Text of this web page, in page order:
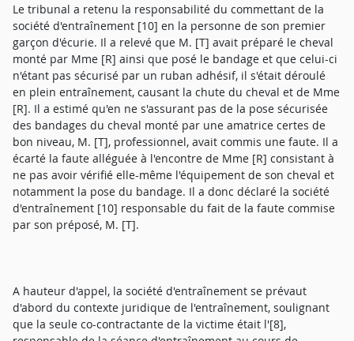
Le tribunal a retenu la responsabilité du commettant de la
société d'entraînement [10] en la personne de son premier
garçon d'écurie. Il a relevé que M. [T] avait préparé le cheval
monté par Mme [R] ainsi que posé le bandage et que celui-ci
n'étant pas sécurisé par un ruban adhésif, il s'était déroulé
en plein entraînement, causant la chute du cheval et de Mme
[R]. Il a estimé qu'en ne s'assurant pas de la pose sécurisée
des bandages du cheval monté par une amatrice certes de
bon niveau, M. [T], professionnel, avait commis une faute. Il a
écarté la faute alléguée à l'encontre de Mme [R] consistant à
ne pas avoir vérifié elle-même l'équipement de son cheval et
notamment la pose du bandage. Il a donc déclaré la société
d'entraînement [10] responsable du fait de la faute commise
par son préposé, M. [T].
A hauteur d'appel, la société d'entraînement se prévaut
d'abord du contexte juridique de l'entraînement, soulignant
que la seule co-contractante de la victime était l'[8],